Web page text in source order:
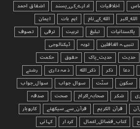
اخلاقیات ادارے_کی_پسند
اشفاق احمد
الله_اکبر الله_کے_نام اہم بات
ایمان
پاکستانیات تبليغ تربیت ترقی
تصوف
تنبیہہ الغافلین توبہ
ٹیکنالوجی
حدیث حدیث_پاک حقوق
حکمت
دعا ذکر ذکر_الله ذمہ داری
رشتے
سکون سنّت سوال جواب
سوال_جواب
شکر صحابہ_اکرام صحت
صدقہ
قرآن الکریم قرآن_سے_سیکھئے
کاروبار
کتاب_فضائل_اعمال کردار کہانی